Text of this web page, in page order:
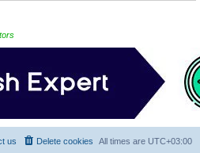
All times are UTC+03:00
Delete cookies
us